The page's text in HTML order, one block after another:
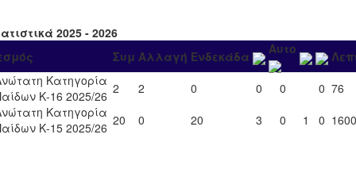
2025 - 2026
Συμ Αλλαγή Ενδεκάδα Αυτο
Κατηγορία
Κ-16 2025/26 2 2 0 0 0 0 76
Κατηγορία
Κ-15 2025/26 20 0 20 3 0 1 0 1600